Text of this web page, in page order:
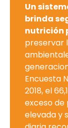
Un
brinda
nutrición
preservar
Encuesta
2018, el
exceso de
elevada y